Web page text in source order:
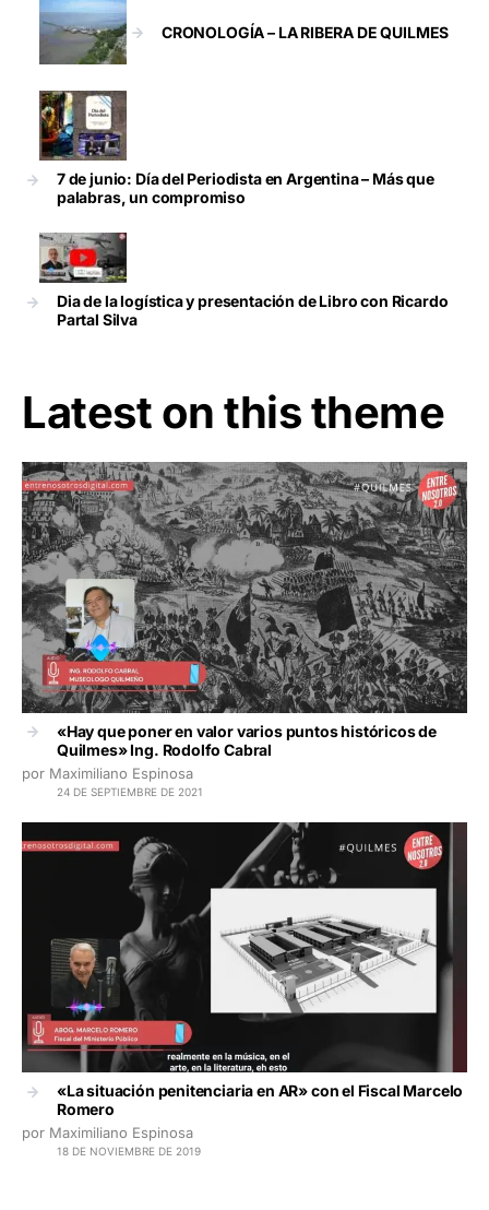
CRONOLOGÍA – LA RIBERA DE QUILMES
7 de junio: Día del Periodista en Argentina – Más que
palabras, un compromiso
Dia de la logística y presentación de Libro con Ricardo
Partal Silva
Latest on this theme
«Hay que poner en valor varios puntos históricos de
Quilmes» Ing. Rodolfo Cabral
por Maximiliano Espinosa
24 DE SEPTIEMBRE DE 2021
«La situación penitenciaria en AR» con el Fiscal Marcelo
Romero
por Maximiliano Espinosa
18 DE NOVIEMBRE DE 2019